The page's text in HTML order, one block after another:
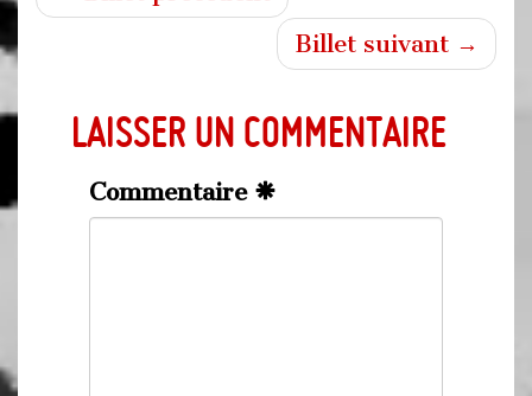
Billet suivant →
Laisser un commentaire
Commentaire